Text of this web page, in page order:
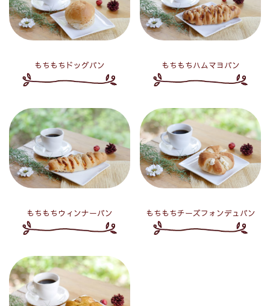
もちもちドッグパン もちもちハムマヨパン
もちもちウィンナーパン もちもちチーズフォンデュパン